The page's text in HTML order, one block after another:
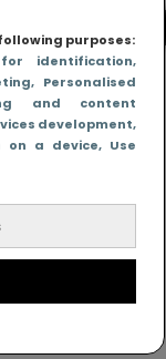
purposes:
identification,
, Personalised
and content
development,
on a device, Use